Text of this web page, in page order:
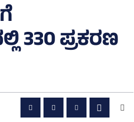
330 ಪ್ರಕರಣ